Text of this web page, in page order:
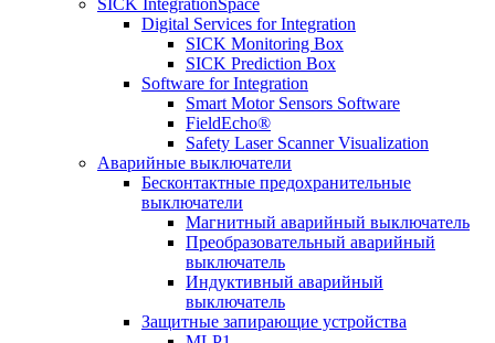
SICK IntegrationSpace
Digital Services for Integration
SICK Monitoring Box
SICK Prediction Box
Software for Integration
Smart Motor Sensors Software
FieldEcho®
Safety Laser Scanner Visualization
Аварийные выключатели
Бесконтактные предохранительные
выключатели
Магнитный аварийный выключатель
Преобразовательный аварийный
выключатель
Индуктивный аварийный
выключатель
Защитные запирающие устройства